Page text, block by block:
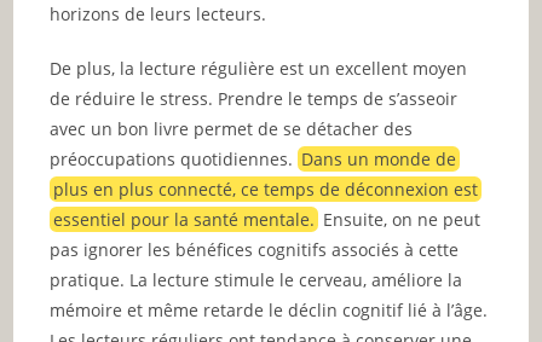
horizons de leurs lecteurs.
De plus, la lecture régulière est un excellent moyen
de réduire le stress. Prendre le temps de s’asseoir
avec un bon livre permet de se détacher des
préoccupations quotidiennes.Dans un monde de
plus en plus connecté, ce temps de déconnexion est
essentiel pour la santé mentale. Ensuite, on ne peut
pas ignorer les bénéfices cognitifs associés à cette
pratique. La lecture stimule le cerveau, améliore la
mémoire et même retarde le déclin cognitif lié à l’âge.